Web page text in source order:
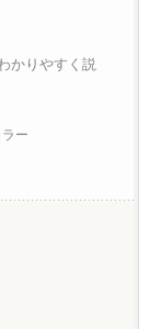
かりやすく説
ー